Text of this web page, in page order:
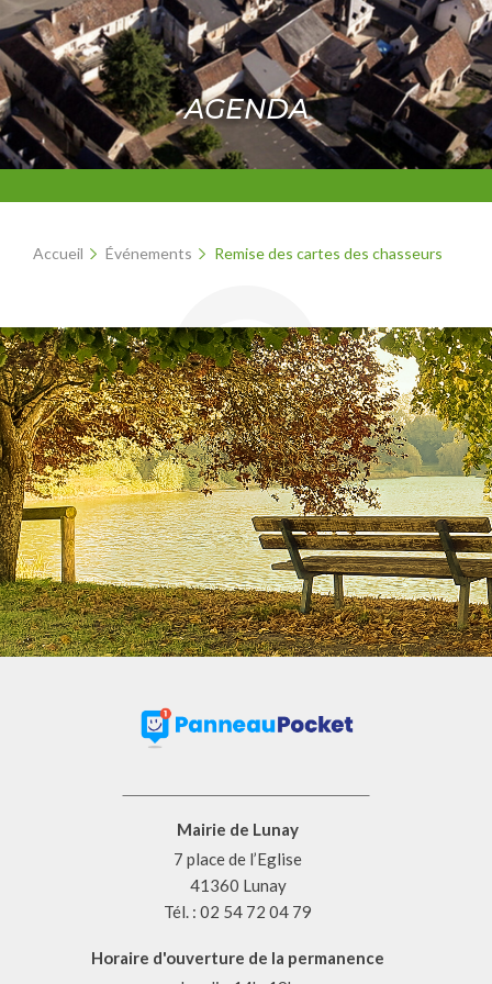
AGENDA
Accueil Événements Remise des cartes des chasseurs
Mairie de Lunay
7 place de l’Eglise
41360 Lunay
Tél. : 02 54 72 04 79
Horaire d'ouverture de la permanence